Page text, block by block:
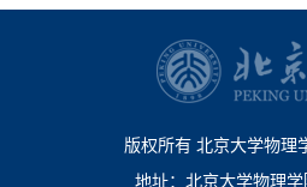
版权所有 北京大学物理
地址：北京大学物理